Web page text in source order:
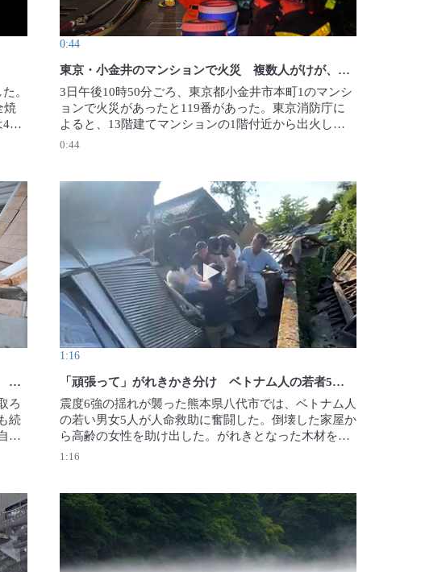
。
焼
4人
0:44
東京・小金井のマンションで火災 複数人がけが、逃げ遅れなし
3日午後10時50分ごろ、東京都小金井市本町1のマンシ
ョンで火災があったと119番があった。東京消防庁に
よると、13階建てマンションの1階付近から出火した
とみられ、複数のけが人が確認された。警視庁や東京
0:44
がれきに挟まる顔 「もう死ぬかも」 過酷な5時間
迫る天井、がれきに挟まる顔 「もう死ぬかも」 過酷な5時間
ろ
続
分
代
動画を再生 「頑張って」がれきかき分
1:16
「頑張って」がれきかき分け ベトナム人の若者5人、女性救出
震度6強の揺れが襲った熊本県八代市では、ベトナム人
の若い男女5人が人命救助に奮闘した。倒壊した家屋か
ら高齢の女性を助け出した。がれきとなった木材を切
り出し、「頑張って」と声を掛け続けた5人。「助かっ
1:16
のマンションで爆発か 2人が病院に搬送 火災なし動画を再生 癒やし旅（福島・只見川）